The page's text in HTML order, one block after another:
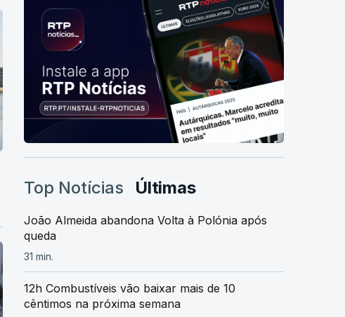
Top Notícias Últimas
João Almeida abandona Volta à Polónia após
queda
31 min.
12h Combustíveis vão baixar mais de 10
cêntimos na próxima semana